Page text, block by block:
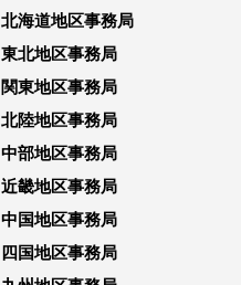
北海道地区事務局
東北地区事務局
関東地区事務局
北陸地区事務局
中部地区事務局
近畿地区事務局
中国地区事務局
四国地区事務局